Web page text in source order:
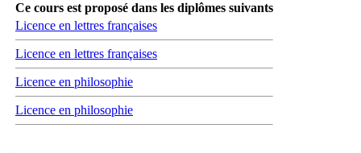
Ce cours est proposé dans les diplômes suivants
Licence en lettres françaises
Licence en lettres françaises
Licence en philosophie
Licence en philosophie